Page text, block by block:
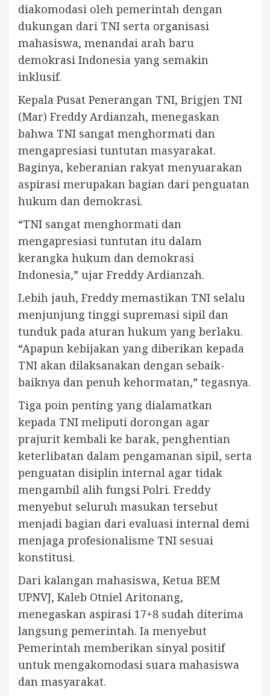
diakomodasi oleh pemerintah dengan
dukungan dari TNI serta organisasi
mahasiswa, menandai arah baru
demokrasi Indonesia yang semakin
inklusif.
Kepala Pusat Penerangan TNI, Brigjen TNI
(Mar) Freddy Ardianzah, menegaskan
bahwa TNI sangat menghormati dan
mengapresiasi tuntutan masyarakat.
Baginya, keberanian rakyat menyuarakan
aspirasi merupakan bagian dari penguatan
hukum dan demokrasi.
“TNI sangat menghormati dan
mengapresiasi tuntutan itu dalam
kerangka hukum dan demokrasi
Indonesia,” ujar Freddy Ardianzah.
Lebih jauh, Freddy memastikan TNI selalu
menjunjung tinggi supremasi sipil dan
tunduk pada aturan hukum yang berlaku.
“Apapun kebijakan yang diberikan kepada
TNI akan dilaksanakan dengan sebaik-
baiknya dan penuh kehormatan,” tegasnya.
Tiga poin penting yang dialamatkan
kepada TNI meliputi dorongan agar
prajurit kembali ke barak, penghentian
keterlibatan dalam pengamanan sipil, serta
penguatan disiplin internal agar tidak
mengambil alih fungsi Polri. Freddy
menyebut seluruh masukan tersebut
menjadi bagian dari evaluasi internal demi
menjaga profesionalisme TNI sesuai
konstitusi.
Dari kalangan mahasiswa, Ketua BEM
UPNVJ, Kaleb Otniel Aritonang,
menegaskan aspirasi 17+8 sudah diterima
langsung pemerintah. Ia menyebut
Pemerintah memberikan sinyal positif
untuk mengakomodasi suara mahasiswa
dan masyarakat.